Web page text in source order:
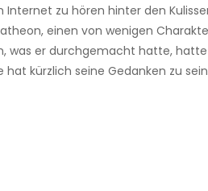
zu hören hinter den
einen von wenigen
was er durchgemacht hatte,
hat kürzlich seine Gedanken zu